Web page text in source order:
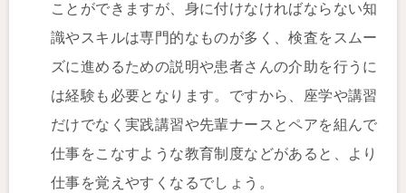
ことができますが、身に付けなければならない知
識やスキルは専門的なものが多く、検査をスムー
ズに進めるための説明や患者さんの介助を行うに
は経験も必要となります。ですから、座学や講習
だけでなく実践講習や先輩ナースとペアを組んで
仕事をこなすような教育制度などがあると、より
仕事を覚えやすくなるでしょう。